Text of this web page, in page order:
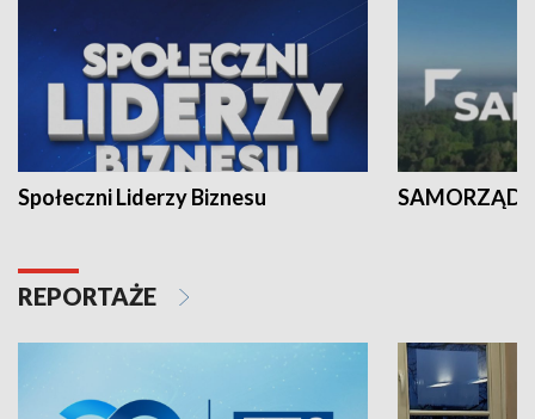
Społeczni Liderzy Biznesu SAMORZĄD
REPORTAŻE